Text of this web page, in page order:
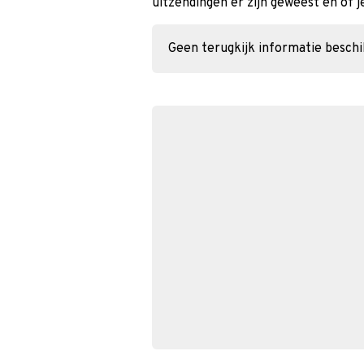
uitzendingen er zijn geweest en of
Geen terugkijk informatie